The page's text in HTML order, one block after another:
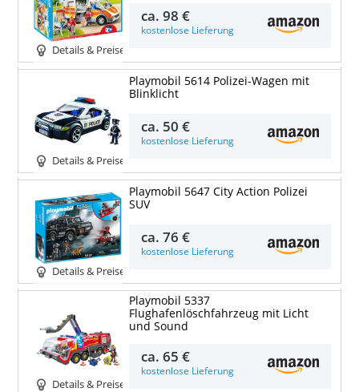
Details & Preise
ca.98 €
kostenlose Lieferung
Details & Preise
Playmobil 5614 Polizei-Wagen mit
Blinklicht
ca. 50 €
kostenlose Lieferung
Details & Preise
Playmobil 5647 City Action Polizei
SUV
ca.76 €
kostenlose Lieferung
Details & Preise
Playmobil 5337
Flughafenlöschfahrzeug mit Licht
und Sound
ca.65 €
kostenlose Lieferung